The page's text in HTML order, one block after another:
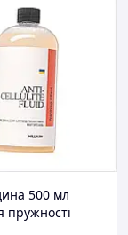
та
обгортання
розширення
тонізуючий
після
або після
500 мл
пружності